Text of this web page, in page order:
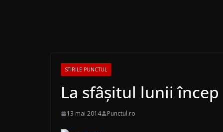
STIRILE PUNCTUL
La sfâşitul lunii
13 mai 2014 Punctul.ro